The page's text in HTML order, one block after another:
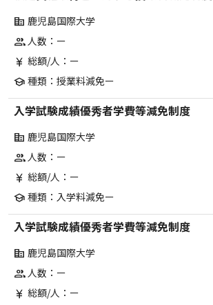
corporate_fare 鹿児島国際大学
group人数：ー
currency_yen 総額/人：ー
school 種類：授業料減免ー
入学試験成績優秀者学費等減免制度
corporate_fare 鹿児島国際大学
group人数：ー
currency_yen 総額/人：ー
school 種類：入学料減免ー
入学試験成績優秀者学費等減免制度
corporate_fare 鹿児島国際大学
group人数：ー
currency_yen 総額/人：ー